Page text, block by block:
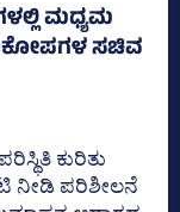
ಮಧ್ಯಮ
ಸಚಿವ
ಕುರಿತು
ನೀಡಿ ಪರಿಶೀಲನೆ